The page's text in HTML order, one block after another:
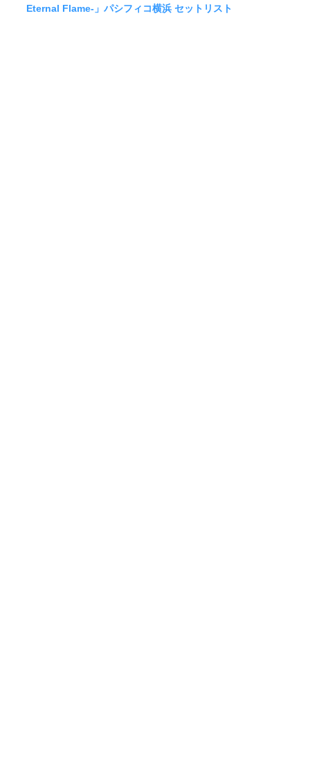
Eternal Flame-」パシフィコ横浜 セットリスト